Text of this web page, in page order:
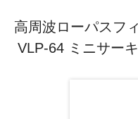
高周波ローパスフ
VLP-64 ミニサー